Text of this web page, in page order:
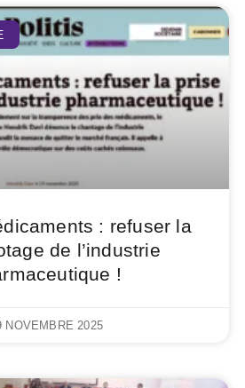
: refuser la
de l’industrie
!
NOVEMBRE 2025